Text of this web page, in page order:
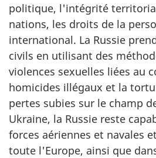
politique, l'intégrité
nations, les droits de la
international. La Russie
civils en utilisant des
violences sexuelles liées au
homicides illégaux et la
pertes subies sur le champ
Ukraine, la Russie reste
forces aériennes et navales
toute l'Europe, ainsi que